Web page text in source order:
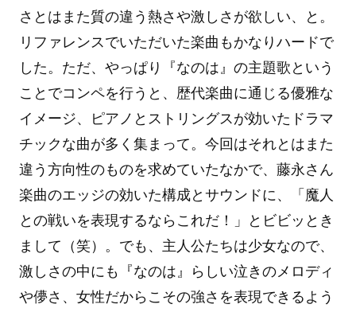
さとはまた質の違う熱さや激しさが欲しい、と。
リファレンスでいただいた楽曲もかなりハードで
した。ただ、やっぱり『なのは』の主題歌という
ことでコンペを行うと、歴代楽曲に通じる優雅な
イメージ、ピアノとストリングスが効いたドラマ
チックな曲が多く集まって。今回はそれとはまた
違う方向性のものを求めていたなかで、藤永さん
楽曲のエッジの効いた構成とサウンドに、「魔人
との戦いを表現するならこれだ！」とビビッとき
まして（笑）。でも、主人公たちは少女なので、
激しさの中にも『なのは』らしい泣きのメロディ
や儚さ、女性だからこその強さを表現できるよう